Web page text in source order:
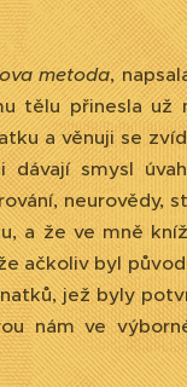
metoda,
tělu přinesla už
a věnuji se
smysl
neurovědy,
a že ve mně
ačkoliv byl
jež byly
nám ve